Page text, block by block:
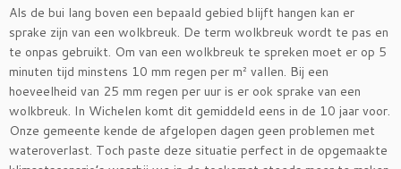
Als de bui lang boven een bepaald gebied blijft hangen kan er
sprake zijn van een wolkbreuk. De term wolkbreuk wordt te pas en
te onpas gebruikt. Om van een wolkbreuk te spreken moet er op 5
minuten tijd minstens 10 mm regen per m² vallen. Bij een
hoeveelheid van 25 mm regen per uur is er ook sprake van een
wolkbreuk. In Wichelen komt dit gemiddeld eens in de 10 jaar voor.
Onze gemeente kende de afgelopen dagen geen problemen met
wateroverlast. Toch paste deze situatie perfect in de opgemaakte